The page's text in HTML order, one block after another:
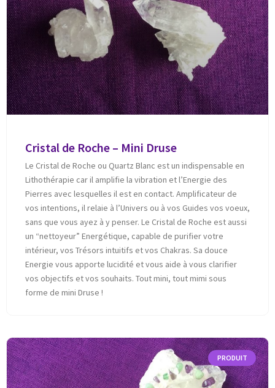
Cristal de Roche – Mini Druse
Le Cristal de Roche ou Quartz Blanc est un indispensable en
Lithothérapie car il amplifie la vibration et l’Energie des
Pierres avec lesquelles il est en contact. Amplificateur de
vos intentions, il relaie à l’Univers ou à vos Guides vos voeux,
sans que vous ayez à y penser. Le Cristal de Roche est aussi
un “nettoyeur” Energétique, capable de purifier votre
intérieur, vos Trésors intuitifs et vos Chakras. Sa douce
Energie vous apporte lucidité et vous aide à vous clarifier
vos objectifs et vos souhaits. Tout mini, tout mimi sous
forme de mini Druse !